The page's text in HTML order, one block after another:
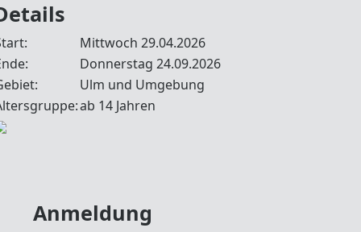
Mittwoch 29.04.2026
Donnerstag 24.09.2026
Ulm und Umgebung
ab 14 Jahren
Anmeldung